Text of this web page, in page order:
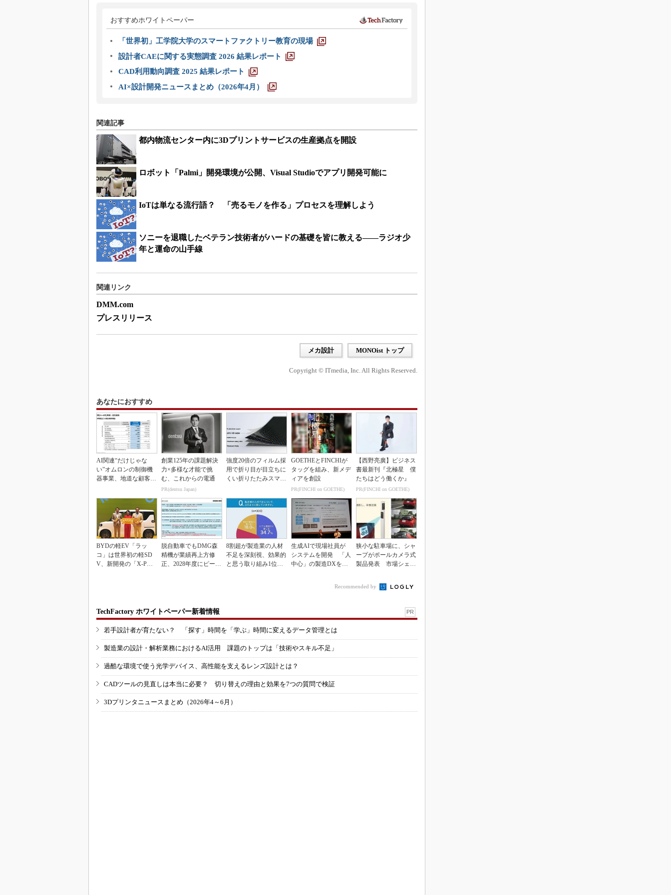
おすすめホワイトペーパー
「世界初」工学院大学のスマートファクトリー教育の現場
設計者CAEに関する実態調査 2026 結果レポート
CAD利用動向調査 2025 結果レポート
AI×設計開発ニュースまとめ（2026年4月）
関連記事
都内物流センター内に3Dプリントサービスの生産拠点を開設
ロボット「Palmi」開発環境が公開、Visual Studioでアプリ開発可能に
IoTは単なる流行語？ 「売るモノを作る」プロセスを理解しよう
ソニーを退職したベテラン技術者がハードの基礎を皆に教える――ラジオ少
年と運命の山手線
関連リンク
DMM.com
プレスリリース
メカ設計 MONOist トップ
Copyright © ITmedia, Inc. All Rights Reserved.
あなたにおすすめ
AI関連“だけじゃな
い”オムロンの制御機
器事業、地道な顧客基
創業125年の課題解決
力×多様な才能で挑
む、これからの電通
PR(dentsu Japan)
強度20倍のフィルム採
用で折り目が目立ちに
くい折りたたみスマホ
GOETHEとFINCHIが
タッグを組み、新メデ
ィアを創設
PR(FINCHI on GOETHE)
【西野亮廣】ビジネス
書最新刊『北極星 僕
たちはどう働くか』
PR(FINCHI on GOETHE)
BYDの軽EV「ラッ
コ」は世界初の軽SD
V、新開発の「X-PAC
脱自動車でもDMG森
精機が業績再上方修
正、2028年度にピーク
8割超が製造業の人材
不足を深刻視、効果的
と思う取り組み1位は
生成AIで現場社員が
システムを開発 「人
中心」の製造DXを自
狭小な駐車場に、シャ
ープがポールカメラ式
製品発表 市場シェア
Recommended by
TechFactory ホワイトペーパー新着情報 PR
若手設計者が育たない？ 「探す」時間を「学ぶ」時間に変えるデータ管理とは
製造業の設計・解析業務におけるAI活用 課題のトップは「技術やスキル不足」
過酷な環境で使う光学デバイス、高性能を支えるレンズ設計とは？
CADツールの見直しは本当に必要？ 切り替えの理由と効果を7つの質問で検証
3Dプリンタニュースまとめ（2026年4～6月）